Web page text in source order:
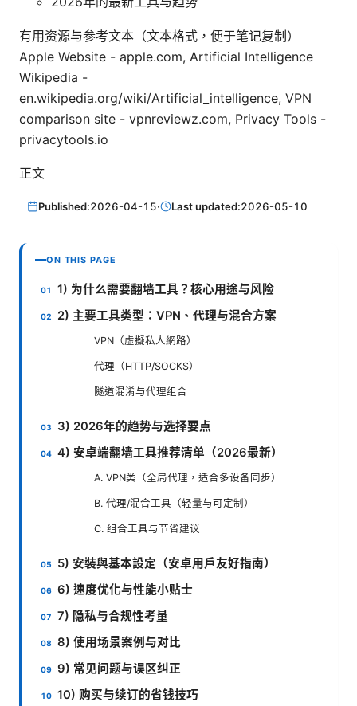
有用资源与参考文本（文本格式，便于笔记复制）
Apple Website - apple.com, Artificial Intelligence
Wikipedia -
en.wikipedia.org/wiki/Artificial_intelligence, VPN
comparison site - vpnreviewz.com, Privacy Tools -
privacytools.io
正文
Published:2026-04-15· Last updated:2026-05-10
ON THIS PAGE
1) 为什么需要翻墙工具？核心用途与风险
2) 主要工具类型：VPN、代理与混合方案
VPN（虛擬私人網路）
代理（HTTP/SOCKS）
隧道混淆与代理组合
3) 2026年的趋势与选择要点
4) 安卓端翻墙工具推荐清单（2026最新）
A. VPN类（全局代理，适合多设备同步）
B. 代理/混合工具（轻量与可定制）
C. 组合工具与节省建议
5) 安裝與基本設定（安卓用戶友好指南）
6) 速度优化与性能小贴士
7) 隐私与合规性考量
8) 使用场景案例与对比
9) 常见问题与误区纠正
10) 购买与续订的省钱技巧